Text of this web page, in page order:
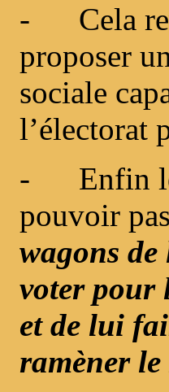
- Cela
proposer
sociale
l’électorat
- Enfin le
pouvoir
wagons
voter pour
et de lui
ramèner